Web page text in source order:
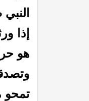
إذا
هو
تمحو
الظمآن في فقه الصيام”